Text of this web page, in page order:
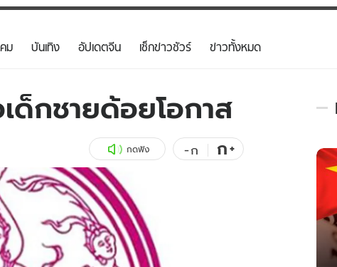
ย ไลฟ์สไตล์
วัยรุ่น
รถยนต์
สุขภาพ
เที่ยว-กิน
Tasteful Thailand
Sanook Choice
บันเทิงครบรส
เกมส์
คลิป
พอดแคสต์
ม บันเทิง อัปเดตจีน เช็กข่าวชัวร์ ข่าวทั้งหมด
ด็กชายด้อยโอกาส
กดฟัง -ก ก+
เรื่อง
ใน
รอบ
สัป
หม
สังค